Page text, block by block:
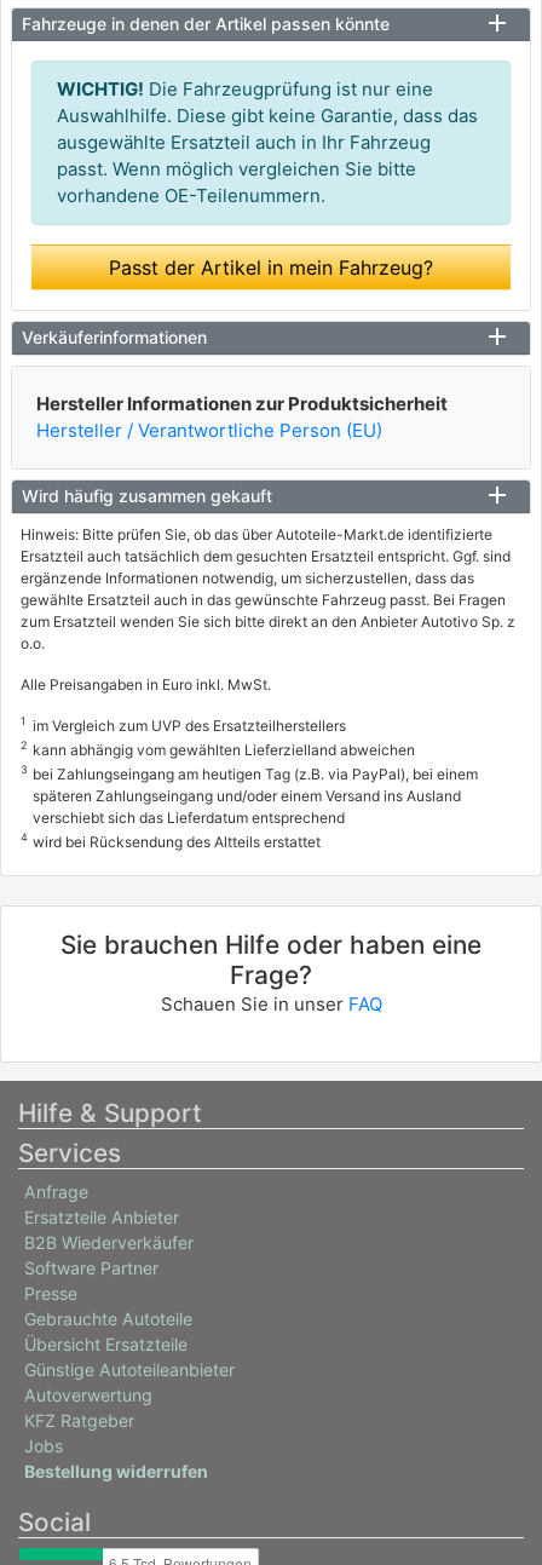
Fahrzeuge in denen der Artikel passen könnte
WICHTIG! Die Fahrzeugprüfung ist nur eine
Auswahlhilfe. Diese gibt keine Garantie, dass das
ausgewählte Ersatzteil auch in Ihr Fahrzeug
passt. Wenn möglich vergleichen Sie bitte
vorhandene OE-Teilenummern.
Passt der Artikel in mein Fahrzeug?
Verkäuferinformationen
Hersteller Informationen zur Produktsicherheit
Hersteller / Verantwortliche Person (EU)
Wird häufig zusammen gekauft
Hinweis: Bitte prüfen Sie, ob das über Autoteile-Markt.de identifizierte
Ersatzteil auch tatsächlich dem gesuchten Ersatzteil entspricht. Ggf. sind
ergänzende Informationen notwendig, um sicherzustellen, dass das
gewählte Ersatzteil auch in das gewünschte Fahrzeug passt. Bei Fragen
zum Ersatzteil wenden Sie sich bitte direkt an den Anbieter Autotivo Sp. z
o.o.
Alle Preisangaben in Euro inkl. MwSt.
1 im Vergleich zum UVP des Ersatzteilherstellers
2 kann abhängig vom gewählten Lieferzielland abweichen
3 bei Zahlungseingang am heutigen Tag (z.B. via PayPal), bei einem
späteren Zahlungseingang und/oder einem Versand ins Ausland
verschiebt sich das Lieferdatum entsprechend
4 wird bei Rücksendung des Altteils erstattet
Sie brauchen Hilfe oder haben eine
Frage?
Schauen Sie in unser FAQ
Hilfe & Support
Services
Anfrage
Ersatzteile Anbieter
B2B Wiederverkäufer
Software Partner
Presse
Gebrauchte Autoteile
Übersicht Ersatzteile
Günstige Autoteileanbieter
Autoverwertung
KFZ Ratgeber
Jobs
Bestellung widerrufen
Social